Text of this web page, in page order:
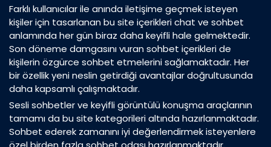
Farklı kullanıcılar ile anında iletişime geçmek isteyen
kişiler için tasarlanan bu site içerikleri chat ve sohbet
anlamında her gün biraz daha keyifli hale gelmektedir.
Son döneme damgasını vuran sohbet içerikleri de
kişilerin özgürce sohbet etmelerini sağlamaktadır. Her
bir özellik yeni neslin getirdiği avantajlar doğrultusunda
daha kapsamlı çalışmaktadır.
Sesli sohbetler ve keyifli görüntülü konuşma araçlarının
tamamı da bu site kategorileri altında hazırlanmaktadır.
Sohbet ederek zamanını iyi değerlendirmek isteyenlere